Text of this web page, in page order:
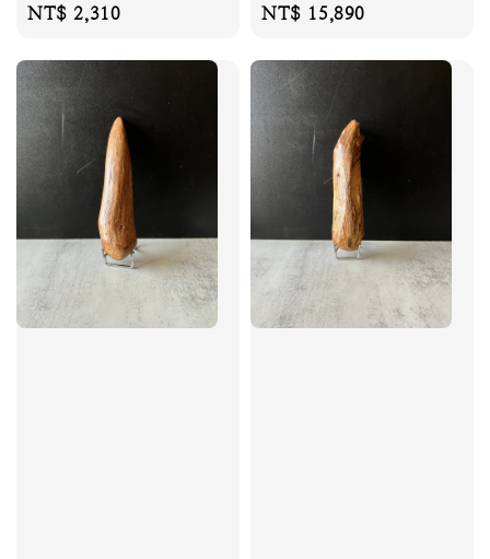
Regular
NT$ 2,310
Regular
NT$ 15,890